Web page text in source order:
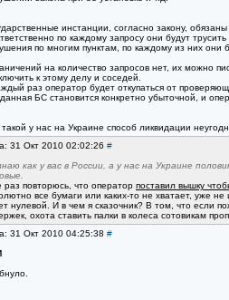
инстанции, согласно закону,
по каждому запросу они будут
по многим пунктам, по каждому из них они
на количество запросов нет, их можно
к этому делу и соседей.
раз оператор будет откупаться от
БС становится конкретно убыточной, и
у нас на Украине способ ликвидации
31 Окт 2010 02:02:26 #
как у вас в России, а у нас на Украине
повторюсь, что оператор поставил вышку
все бумаги или каких-то не хватает, уже
нулевой. И в чем я сказочник? В том, что если
охота ставить палки в колеса сотовикам
31 Окт 2010 04:25:38 #